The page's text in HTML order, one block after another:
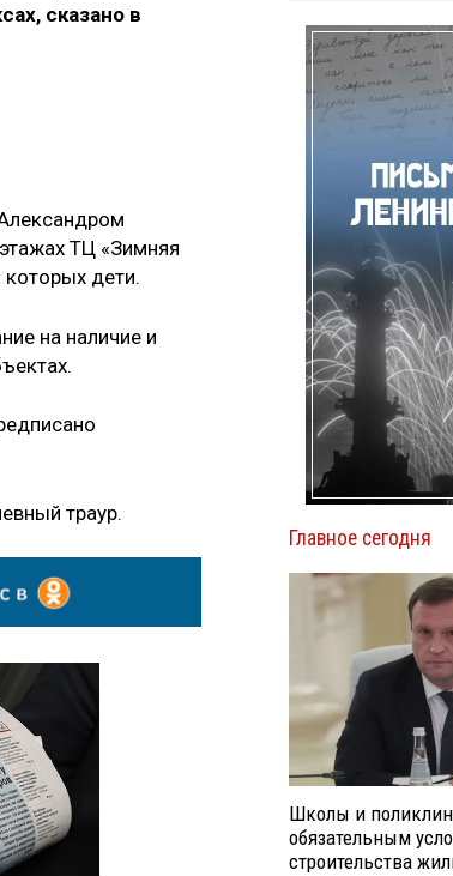
сказано в
ТЦ «Зимняя
дети.
на наличие и
траур.
Главное сегодня
Школы и
обязательным
строительства